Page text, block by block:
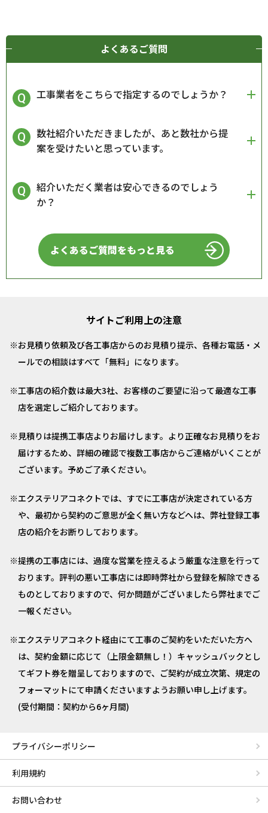
よくあるご質問
工事業者をこちらで指定するのでしょうか？
数社紹介いただきましたが、あと数社から提
案を受けたいと思っています。
紹介いただく業者は安心できるのでしょう
か？
よくあるご質問をもっと見る
サイトご利用上の注意
お見積り依頼及び各工事店からのお見積り提示、各種お電話・メ
ールでの相談はすべて「無料」になります。
工事店の紹介数は最大3社、お客様のご要望に沿って最適な工事
店を選定しご紹介しております。
見積りは提携工事店よりお届けします。より正確なお見積りをお
届けするため、詳細の確認で複数工事店からご連絡がいくことが
ございます。予めご了承ください。
エクステリアコネクトでは、すでに工事店が決定されている方
や、最初から契約のご意思が全く無い方などへは、弊社登録工事
店の紹介をお断りしております。
提携の工事店には、過度な営業を控えるよう厳重な注意を行って
おります。評判の悪い工事店には即時弊社から登録を解除できる
ものとしておりますので、何か問題がございましたら弊社までご
一報ください。
エクステリアコネクト経由にて工事のご契約をいただいた方へ
は、契約金額に応じて（上限金額無し！）キャッシュバックとし
てギフト券を贈呈しておりますので、ご契約が成立次第、規定の
フォーマットにて申請くださいますようお願い申し上げます。
(受付期間：契約から6ヶ月間)
プライバシーポリシー
利用規約
お問い合わせ